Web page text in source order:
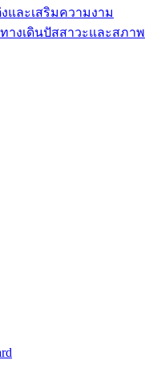
และเสริมความงาม
างเดินปัสสาวะและสภาพ